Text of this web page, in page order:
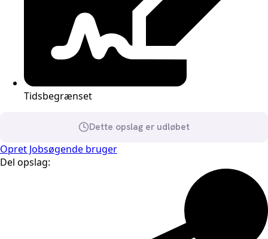
Tidsbegrænset
Dette opslag er udløbet
Opret Jobsøgende bruger
Del opslag: